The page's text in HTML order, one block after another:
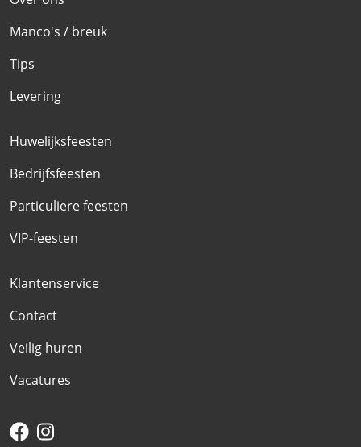
Manco's / breuk
Tips
Levering
Huwelijksfeesten
Bedrijfsfeesten
Particuliere feesten
VIP-feesten
Klantenservice
Contact
Veilig huren
Vacatures